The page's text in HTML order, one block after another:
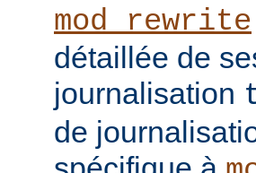
mod_rewrite
détaillée de
journalisation
de